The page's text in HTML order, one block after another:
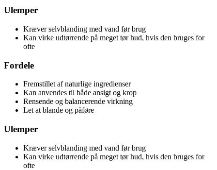
Ulemper
Kræver selvblanding med vand før brug
Kan virke udtørrende på meget tør hud, hvis den bruges for
ofte
Fordele
Fremstillet af naturlige ingredienser
Kan anvendes til både ansigt og krop
Rensende og balancerende virkning
Let at blande og påføre
Ulemper
Kræver selvblanding med vand før brug
Kan virke udtørrende på meget tør hud, hvis den bruges for
ofte